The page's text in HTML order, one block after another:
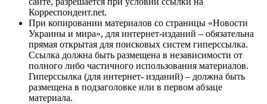
Корреспондент.net.
При копировании материалов со страницы «Новости
Украины и мира», для интернет-изданий – обязательна
прямая открытая для поисковых систем гиперссылка.
Ссылка должна быть размещена в независимости от
полного либо частичного использования материалов.
Гиперссылка (для интернет- изданий) – должна быть
размещена в подзаголовке или в первом абзаце
материала.